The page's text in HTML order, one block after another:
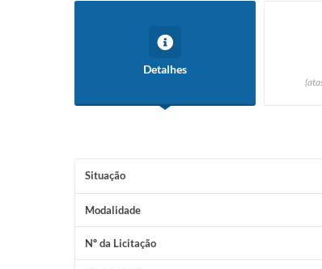
Detalhes
Situação
Modalidade
Nº da Licitação